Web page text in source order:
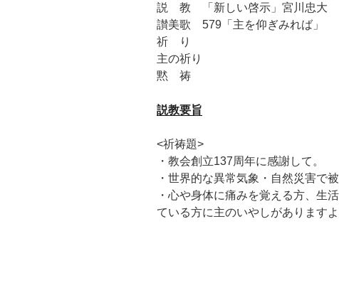
説 教 「新しい啓示」宮川忠大
讃美歌 579「主を仰ぎみれば」
祈 り
主の祈り
黙 祷
説教要旨
<祈祷題>
・教会創立137周年に感謝して。
・世界的な異常気象・自然災害で
・心や身体に痛みを覚える方、生
ている方に主のいやしがありますよ